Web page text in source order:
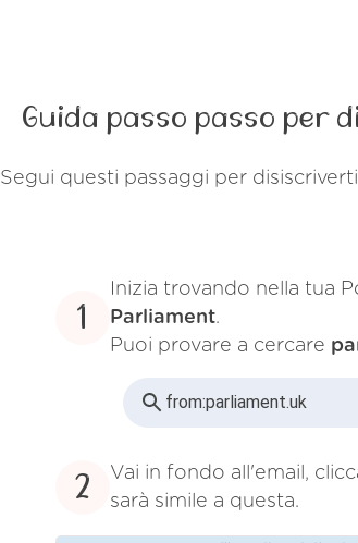
Guida passo passo per
Segui questi passaggi per
1
Inizia trovando nella tua
Parliament.
Puoi provare a cercare
from:parliament.uk
2 Vai in fondo all'email,
sarà simile a questa.